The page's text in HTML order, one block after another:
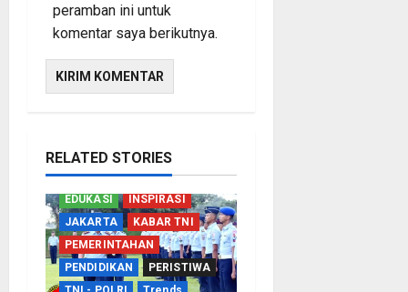
peramban ini untuk
komentar saya berikutnya.
RELATED STORIES
EDUKASI
INSPIRASI
JAKARTA
KABAR TNI
PEMERINTAHAN
PENDIDIKAN
PERISTIWA